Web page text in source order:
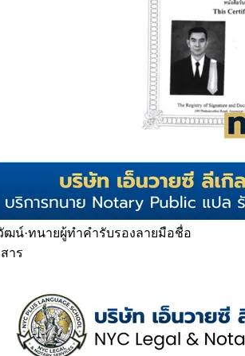
ฒน์·ทนายผู้ทำคำรับรองลายมือชื่อ
าร